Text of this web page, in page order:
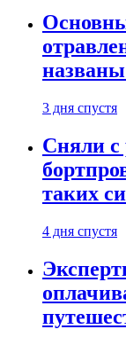
3 дня спустя
Сняли с
таких
4 дня спустя